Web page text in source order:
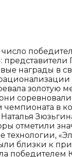
награды в
золотую
в
отметили
близки к